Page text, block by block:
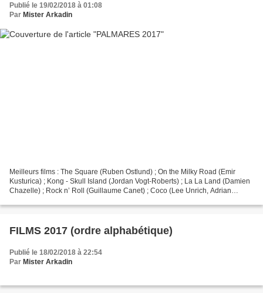
Publié le 19/02/2018 à 01:08
Par Mister Arkadin
Meilleurs films : The Square (Ruben Ostlund) ; On the Milky Road (Emir
Kusturica) ; Kong - Skull Island (Jordan Vogt-Roberts) ; La La Land (Damien
Chazelle) ; Rock n’ Roll (Guillaume Canet) ; Coco (Lee Unrich, Adrian
FILMS 2017 (ordre alphabétique)
Publié le 18/02/2018 à 22:54
Par Mister Arkadin